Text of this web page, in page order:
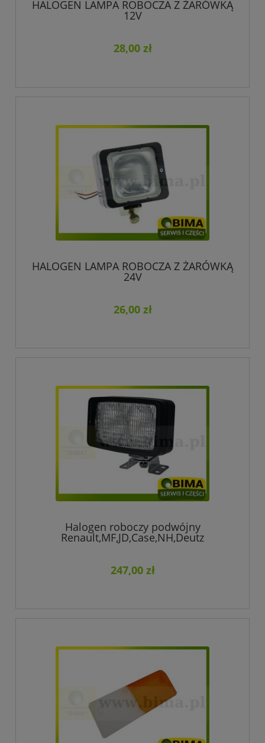
HALOGEN LAMPA ROBOCZA Z ŻARÓWKĄ
12V
28,00 zł
HALOGEN LAMPA ROBOCZA Z ŻARÓWKĄ
24V
26,00 zł
Halogen roboczy podwójny
Renault,MF,JD,Case,NH,Deutz
247,00 zł